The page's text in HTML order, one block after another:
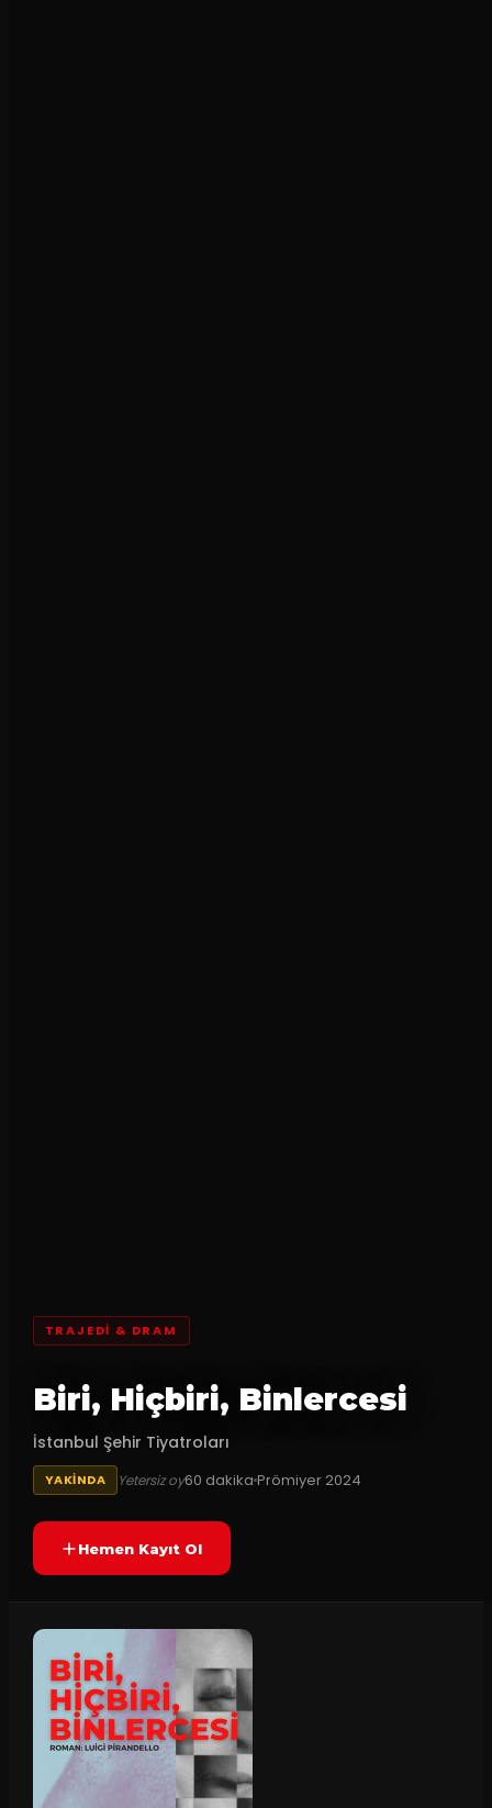
TRAJEDI & DRAM
Biri, Hiçbiri, Binlercesi
İstanbul Şehir Tiyatroları
YAKINDA Yetersiz oy60 dakikaPrömiyer 2024
Hemen Kayıt Ol